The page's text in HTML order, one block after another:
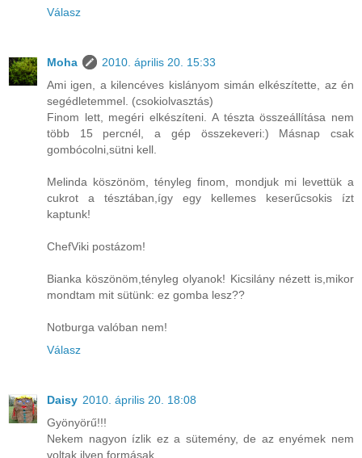
Válasz
Moha
2010. április 20. 15:33
Ami igen, a kilencéves kislányom simán elkészítette, az én
segédletemmel. (csokiolvasztás)
Finom lett, megéri elkészíteni. A tészta összeállítása nem
több 15 percnél, a gép összekeveri:) Másnap csak
gombócolni,sütni kell.
Melinda köszönöm, tényleg finom, mondjuk mi levettük a
cukrot a tésztában,így egy kellemes keserűcsokis ízt
kaptunk!
ChefViki postázom!
Bianka köszönöm,tényleg olyanok! Kicsilány nézett is,mikor
mondtam mit sütünk: ez gomba lesz??
Notburga valóban nem!
Válasz
Daisy 2010. április 20. 18:08
Gyönyörű!!!
Nekem nagyon ízlik ez a sütemény, de az enyémek nem
voltak ilyen formásak.